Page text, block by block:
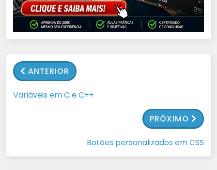
ANTERIOR
Variáveis em C e C++
PRÓXIMO
Botões personalizados em CSS